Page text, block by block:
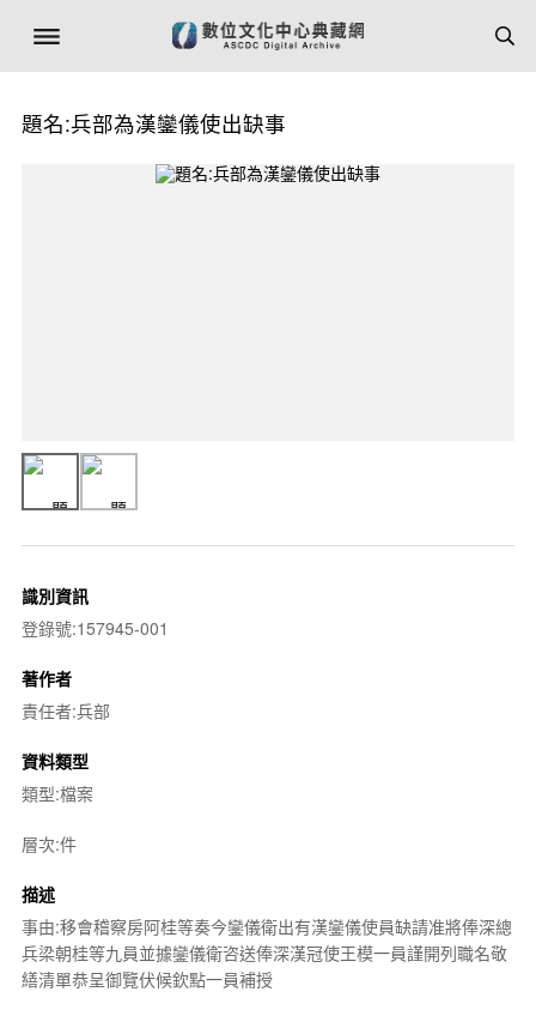
題名:兵部為漢鑾儀使出缺事
識別資訊
登錄號:157945-001
著作者
責任者:兵部
資料類型
類型:檔案
層次:件
描述
事由:移會稽察房阿桂等奏今鑾儀衛出有漢鑾儀使員缺請准將俸深總
兵梁朝桂等九員並據鑾儀衛咨送俸深漢冠使王模一員謹開列職名敬
繕清單恭呈御覽伏候欽點一員補授